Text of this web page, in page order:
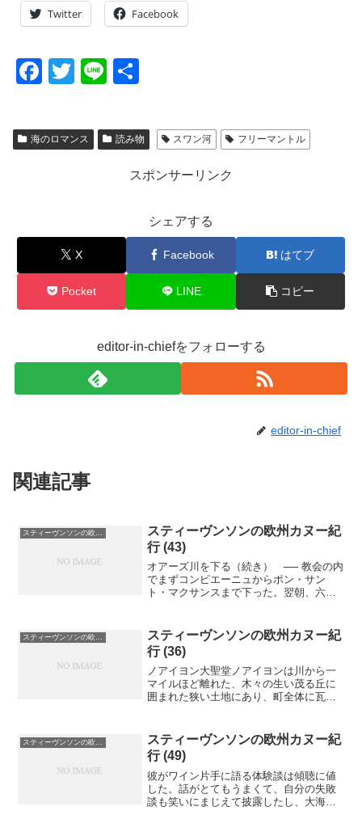
Twitter Facebook
F
c
e
T
tt
er
Li
e
海のロマンス 読み物 スワン河 フリーマントル
スポンサーリンク
シェアする
X Facebook はてブ
Pocket LINE コピー
editor-in-chiefをフォローする
editor-in-chief
関連記事
スティーヴンソンの欧州カヌー紀
行 (43)
オアーズ川を下る（続き） ── 教会の内
でまずコンピエーニュからポン・サン
ト・マクサンスまで下った。翌朝、六時
うだった。広場では二十人ほどの女たち
が朝市に出された品物に...
スティーヴンソンの欧州カヌー紀行
スティーヴンソンの欧州カヌー紀
行 (36)
ノアイヨン大聖堂ノアイヨンは川から一
マイルほど離れた、木々の生い茂る丘に
囲まれた狭い土地にあり、町全体に瓦屋
ると、瓦屋根はごちゃごちゃ重なりあっ
て坂を登っていたが、そう...
スティーヴンソンの欧州カヌー紀
行 (49)
彼がワイン片手に語る体験談は傾聴に値
した。話がとてもうまくて、自分の失敗
談も笑いにまじえて披露したし、大海原